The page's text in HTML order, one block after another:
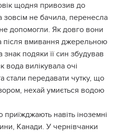
щодня привозив до
не бачила, перенесла
допомогли. Як довго вони
після вмивання джерельною
подяки її син збудував
вода вилікувала очі
стали передавати чутку, що
нехай умиється водою
навіть іноземні
Канади. У чернівчанки